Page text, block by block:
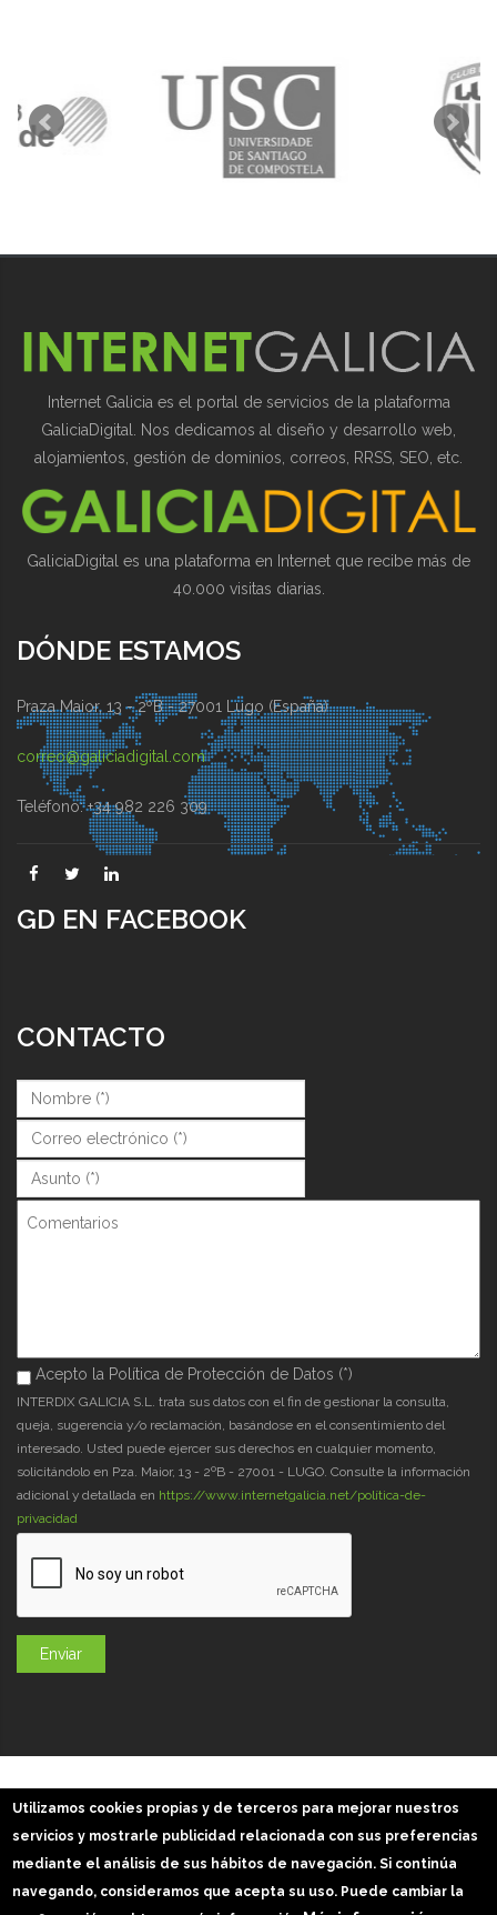
Internet Galicia es el portal de servicios de la plataforma
GaliciaDigital. Nos dedicamos al diseño y desarrollo web,
alojamientos, gestión de dominios, correos, RRSS, SEO, etc.
GaliciaDigital es una plataforma en Internet que recibe más de
40.000 visitas diarias.
DÓNDE ESTAMOS
Praza Maior, 13 - 2ºB - 27001 Lugo (España)
correo@galiciadigital.com
Teléfono: +34 982 226 309
GD EN FACEBOOK
CONTACTO
Nombre (*)*
Correo (*)*
Asunto (*)*
Comentarios
Acepto la Política de Protección de Datos (*)
Acepto la Política de Protección de Datos (*)
INTERDIX GALICIA S.L. trata sus datos con el fin de gestionar la consulta,
queja, sugerencia y/o reclamación, basándose en el consentimiento del
interesado. Usted puede ejercer sus derechos en cualquier momento,
solicitándolo en Pza. Maior, 13 - 2ºB - 27001 - LUGO. Consulte la información
adicional y detallada en https://www.internetgalicia.net/política-de-
privacidad
Imágenes slider: Freepik
Utilizamos cookies propias y de terceros para mejorar nuestros
servicios y mostrarle publicidad relacionada con sus preferencias
mediante el análisis de sus hábitos de navegación. Si continúa
navegando, consideramos que acepta su uso. Puede cambiar la